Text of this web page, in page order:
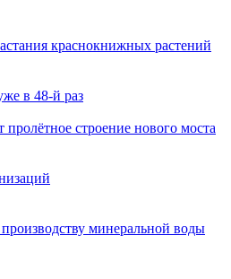
краснокнижных растений
в 48-й раз
строение нового моста
минеральной воды